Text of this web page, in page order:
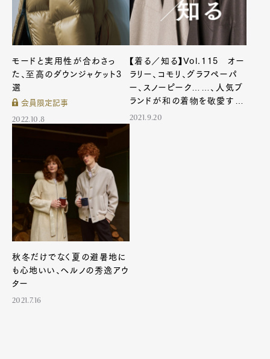
モードと実用性が合わさっ
た、至高のダウンジャケット3
選
会員限定記事
2022.10.8
【着る／知る】Vol.115 オー
ラリー、コモリ、グラフペーパ
ー、スノーピーク……、人気ブ
ランドが和の着物を敬愛する
時代
2021.9.20
秋冬だけでなく夏の避暑地に
も心地いい、ヘルノの秀逸アウ
ター
2021.7.16